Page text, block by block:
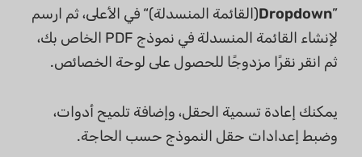
”
Dropdown(القائمة المنسدلة)“ في الأعلى، ثم ارسم
لإنشاء القائمة المنسدلة في نموذج PDF الخاص بك،
ثم انقر نقرًا مزدوجًا للحصول على لوحة الخصائص.
يمكنك إعادة تسمية الحقل، وإضافة تلميح أدوات،
وضبط إعدادات حقل النموذج حسب الحاجة.